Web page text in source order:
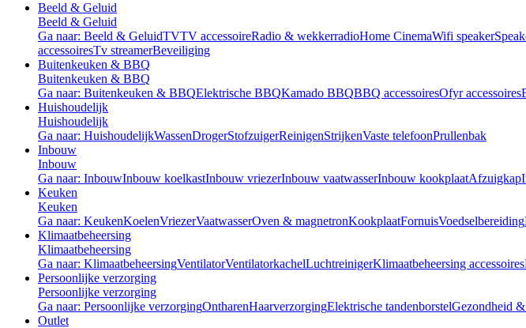
Beeld & Geluid
Beeld & Geluid
Ga naar: Beeld & GeluidTVTV accessoireRadio & wekkerradioHome CinemaWifi speaker
accessoiresTv streamerBeveiliging
Buitenkeuken & BBQ
Buitenkeuken & BBQ
Ga naar: Buitenkeuken & BBQElektrische BBQKamado BBQBBQ accessoiresOfyr accessoires
Huishoudelijk
Huishoudelijk
Ga naar: HuishoudelijkWassenDrogerStofzuigerReinigenStrijkenVaste telefoonPrullenbak
Inbouw
Inbouw
Ga naar: InbouwInbouw koelkastInbouw vriezerInbouw vaatwasserInbouw kookplaatAfzuigkap
Keuken
Keuken
Ga naar: KeukenKoelenVriezerVaatwasserOven & magnetronKookplaatFornuisVoedselbereiding
Klimaatbeheersing
Klimaatbeheersing
Ga naar: KlimaatbeheersingVentilatorVentilatorkachelLuchtreinigerKlimaatbeheersing accessoires
Persoonlijke verzorging
Persoonlijke verzorging
Ga naar: Persoonlijke verzorgingOntharenHaarverzorgingElektrische tandenborstelGezondheid
Outlet